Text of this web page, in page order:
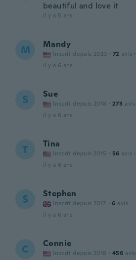
beautiful and love it
il y a 5 ans
M Mandy
Inscrit depuis 2020 · 72 avis ·
il y a 6 ans
S Sue
Inscrit depuis 2018 · 273 avis
il y a 6 ans
T Tina
Inscrit depuis 2015 · 56 avis ·
il y a 6 ans
S Stephen
Inscrit depuis 2017 · 6 avis
il y a 6 ans
C Connie
Inscrit depuis 2018 · 456 avis